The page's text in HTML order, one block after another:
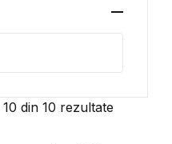
10 din 10 rezultate